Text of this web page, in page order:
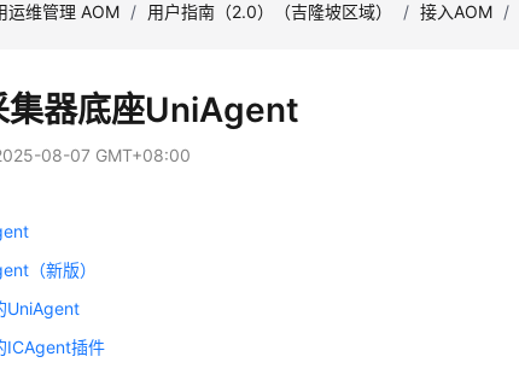
运维管理 AOM / 用户指南（2.0）（吉隆坡区域） / 接入AOM /
集器底座UniAgent
08-07 GMT+08:00
（新版）
UniAgent
ICAgent插件